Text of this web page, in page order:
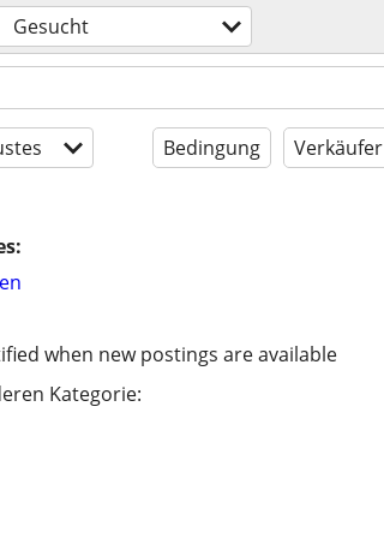
Gesucht
Bedingung Verkäufer
when new postings are available
Kategorie: